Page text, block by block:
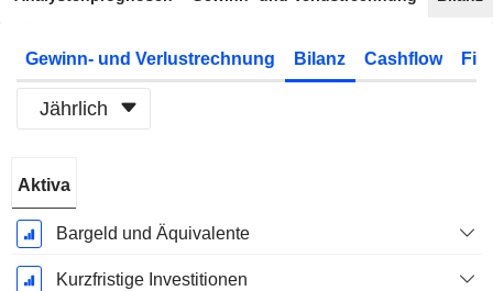
Gewinn- und Verlustrechnung Bilanz Cashflow
Jährlich
Geschäftsjahres:
Dezember
Aktiva
Bargeld und Äquivalente
Kurzfristige Investitionen